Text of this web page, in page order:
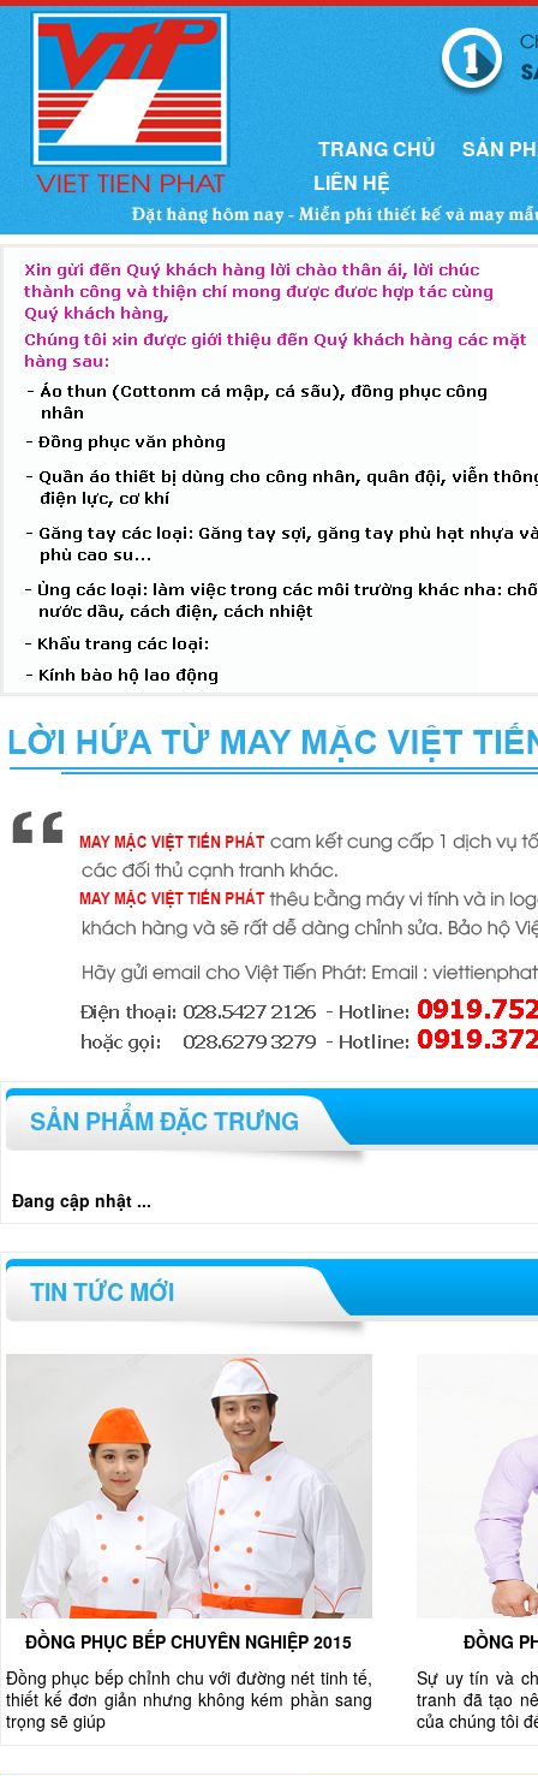
TRANG CHỦ
SẢN
LIÊN HỆ
SẢN PHẨM ĐẶC TRƯNG
Đang cập nhật ...
TIN TỨC MỚI
ĐỒNG PHỤC BẾP CHUYÊN NGHIỆP 2015
Đồng phục bếp chỉnh chu với đường nét tinh tế,
thiết kế đơn giản nhưng không kém phần sang
trọng sẽ giúp
ĐỒNG
Sự uy tín và
tranh đã tạo
của chúng tôi